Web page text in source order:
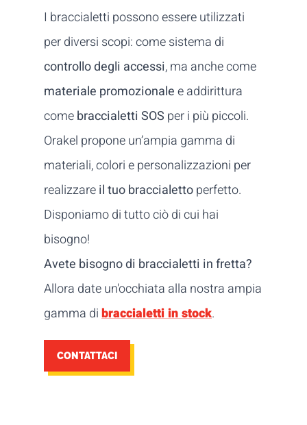
I braccialetti possono essere utilizzati
per diversi scopi: come sistema di
controllo degli accessi, ma anche come
materiale promozionalee addirittura
comebraccialetti SOS per i più piccoli.
Orakel propone un’ampia gamma di
materiali, colori e personalizzazioni per
realizzareil tuo braccialettoperfetto.
Disponiamo di tutto ciò di cui hai
bisogno!
Avete bisogno di braccialetti in fretta?
Allora date un'occhiata alla nostra ampia
gamma dibraccialetti in stock.
CONTATTACI